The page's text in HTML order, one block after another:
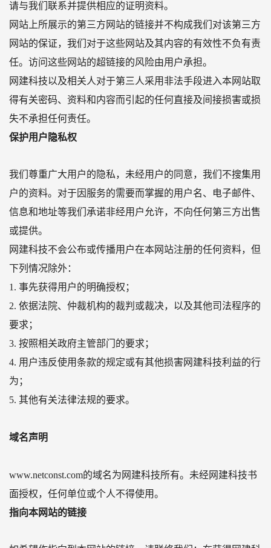
请与我们联系并提供相应的证明资料。
网站上所展示的第三方网站的链接并不构成我们对该第三方
网站的保证，我们对于这些网站及其内容的有效性不负有责
任。访问这些网站的超链接的风险由用户承担。
网建科技以及相关人对于第三人采用非法手段进入本网站取
得有关密码、资料和内容而引起的任何直接及间接损害或损
失不承担任何责任。
保护用户隐私权
我们尊重广大用户的隐私，未经用户的同意，我们不搜集用
户的资料。对于因服务的需要而掌握的用户名、电子邮件、
信息和地址等我们承诺非经用户允许，不向任何第三方出售
或提供。
网建科技不会公布或传播用户在本网站注册的任何资料，但
下列情况除外：
1. 事先获得用户的明确授权；
2. 依据法院、仲裁机构的裁判或裁决，以及其他司法程序的
要求；
3. 按照相关政府主管部门的要求；
4. 用户违反使用条款的规定或有其他损害网建科技利益的行
为；
5. 其他有关法律法规的要求。
域名声明
www.netconst.com的域名为网建科技所有。未经网建科技书
面授权，任何单位或个人不得使用。
指向本网站的链接